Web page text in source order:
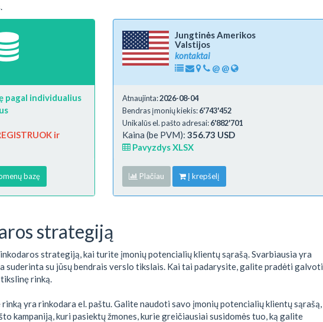
pagal individualius
ir
bazę
Jungtinės Amerikos
Valstijos
kontaktai
@ @
Atnaujinta:2026-08-04
Bendras įmonių kiekis:6'743'452
Unikalūs el. pašto adresai:6'882'701
Kaina (be PVM): 356.73 USD
Pavyzdys XLSX
Plačiau Į krepšelį
strategiją
strategiją, kai turite įmonių potencialių klientų sąrašą. Svarbiausia yra
suderinta su jūsų bendrais verslo tikslais. Kai tai padarysite, galite pradėti galvoti
rinką.
yra rinkodara el. paštu. Galite naudoti savo įmonių potencialių klientų sąrašą,
kampaniją, kuri pasiektų žmones, kurie greičiausiai susidomės tuo, ką galite